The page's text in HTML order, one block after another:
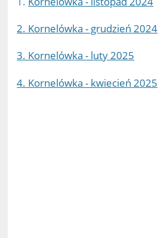
2. Kornelówka - grudzień 2024
3. Kornelówka - luty 2025
4. Kornelówka - kwiecień 2025